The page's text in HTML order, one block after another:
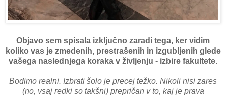
Objavo sem spisala izključno zaradi tega, ker vidim
koliko vas je zmedenih, prestrašenih in izgubljenih glede
vašega naslednjega koraka v življenju - izbire fakultete.
Bodimo realni. Izbrati šolo je precej težko. Nikoli nisi zares
(no, vsaj redki so takšni) prepričan v to, kaj je prava